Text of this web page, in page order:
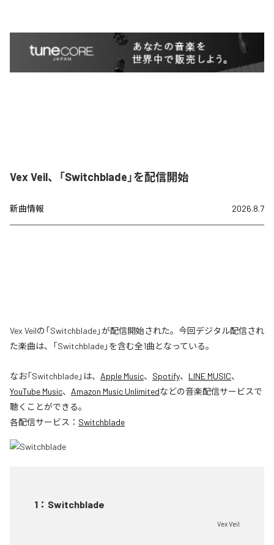
Vex Veil、「Switchblade」を配信開始
新曲情報 2026.8.7
Vex Veilの「Switchblade」が配信開始された。今回デジタル配信され
た楽曲は、「Switchblade」を含む全1曲となっている。
なお「Switchblade」は、 Apple Music、 Spotify、 LINE MUSIC、
YouTube Music、 Amazon Music Unlimitedなどの音楽配信サービスで
聴くことができる。
各配信サービス： Switchblade
1 ： Switchblade
Vex Veil